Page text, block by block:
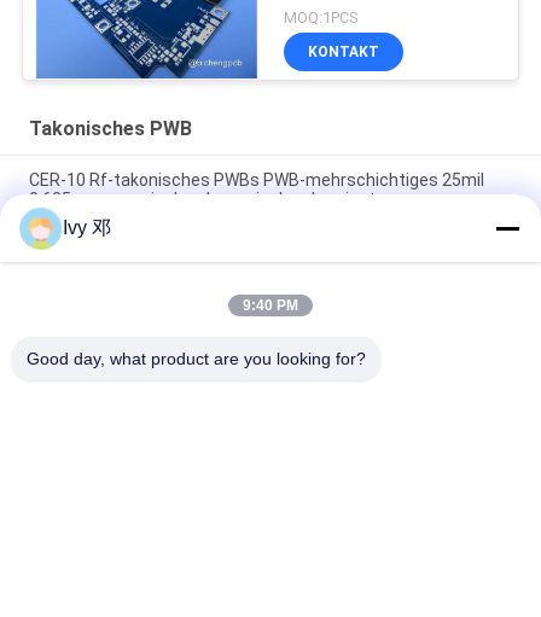
HochfrequenzpWB für
GPS-Antenne
MOQ:1PCS
KONTAKT
Takonisches PWB
CER-10 Rf-takonisches PWBs PWB-mehrschichtiges 25mil
0.635mm organisches keramisches Laminat
Takonisches Telex-Rf-PWB-Brett
Verstärker-Doppeltes RF-60TC hoher Leistung versah
takonische Schwarz-Lötmittel-Masken-Beschichtung PWBs
Ivy 邓
9:40 PM
Good day, what product are you looking for?